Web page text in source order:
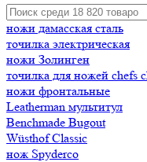
ножи дамасская сталь
точилка электрическая
ножи Золинген
точилка для ножей chefs
ножи фронтальные
Leatherman мультитул
Benchmade Bugout
Wüsthof Classic
нож Spyderco